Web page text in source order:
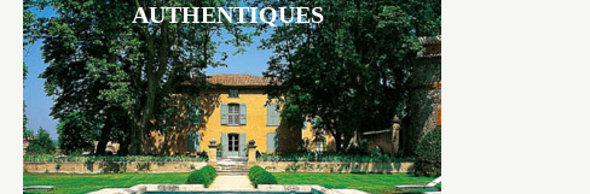
Les piscines en béton authentiques Jacques Brens se démarquent par
la noblesse des matériaux
utilisés pour garder un aspect ancien, retrouver une patine naturelle
AUTHENTIQUES